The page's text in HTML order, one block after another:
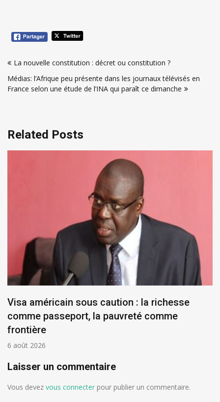
de
l’article
La nouvelle constitution : décret ou constitution ?
Médias: l’Afrique peu présente dans les journaux télévisés en
France selon une étude de l’INA qui paraît ce dimanche
Related Posts
Visa américain sous caution : la richesse
comme passeport, la pauvreté comme
frontière
6 août 2026
Laisser un commentaire
Vous devez vous connecter pour publier un commentaire.